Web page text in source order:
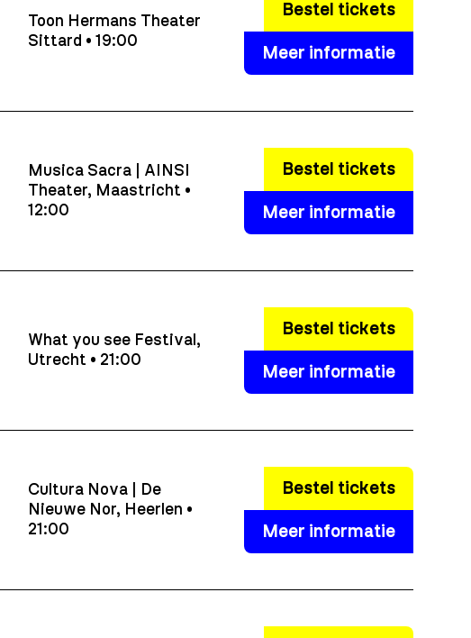
Toon Hermans Theater
Sittard • 19:00
Bestel tickets
Meer informatie
Musica Sacra | AINSI
Theater, Maastricht •
12:00
Bestel tickets
Meer informatie
What you see Festival,
Utrecht • 21:00
Bestel tickets
Meer informatie
Cultura Nova | De
Nieuwe Nor, Heerlen •
21:00
Bestel tickets
Meer informatie